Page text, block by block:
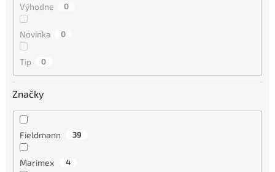
Výhodne 0
Novinka 0
Tip 0
Značky
Fieldmann 39
Marimex 4